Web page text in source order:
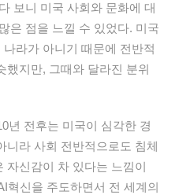
보니 미국 사회와 문화에 대
은 점을 느낄 수 있었다. 미국
라가 아니기 때문에 전반적
했지만, 그때와 달라진 분위
년 전후는 미국이 심각한 경
니라 사회 전반적으로도 침체
자신감이 차 있다는 느낌이
혁신을 주도하면서 전 세계의